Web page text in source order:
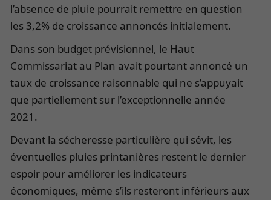
l’absence de pluie pourrait remettre en question
les 3,2% de croissance annoncés initialement.
Dans son budget prévisionnel, le Haut
Commissariat au Plan avait pourtant annoncé un
taux de croissance raisonnable qui ne s’appuyait
que partiellement sur l’exceptionnelle année
2021.
Devant la sécheresse particulière qui sévit, les
éventuelles pluies printanières restent le dernier
espoir pour améliorer les indicateurs
économiques, même s’ils resteront inférieurs aux